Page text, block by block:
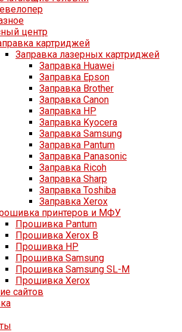
центр
картриджей
Заправка лазерных картриджей
Заправка Huawei
Заправка Epson
Заправка Brother
Заправка Canon
Заправка HP
Заправка Kyocera
Заправка Samsung
Заправка Pantum
Заправка Panasonic
Заправка Ricoh
Заправка Sharp
Заправка Toshiba
Заправка Xerox
принтеров и МФУ
Прошивка Pantum
Прошивка Xerox B
Прошивка HP
Прошивка Samsung
Прошивка Samsung SL-M
Прошивка Xerox
сайтов